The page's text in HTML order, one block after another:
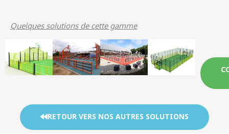
Quelques solutions de cette gamme
RETOUR VERS NOS AUTRES SOLUTIONS